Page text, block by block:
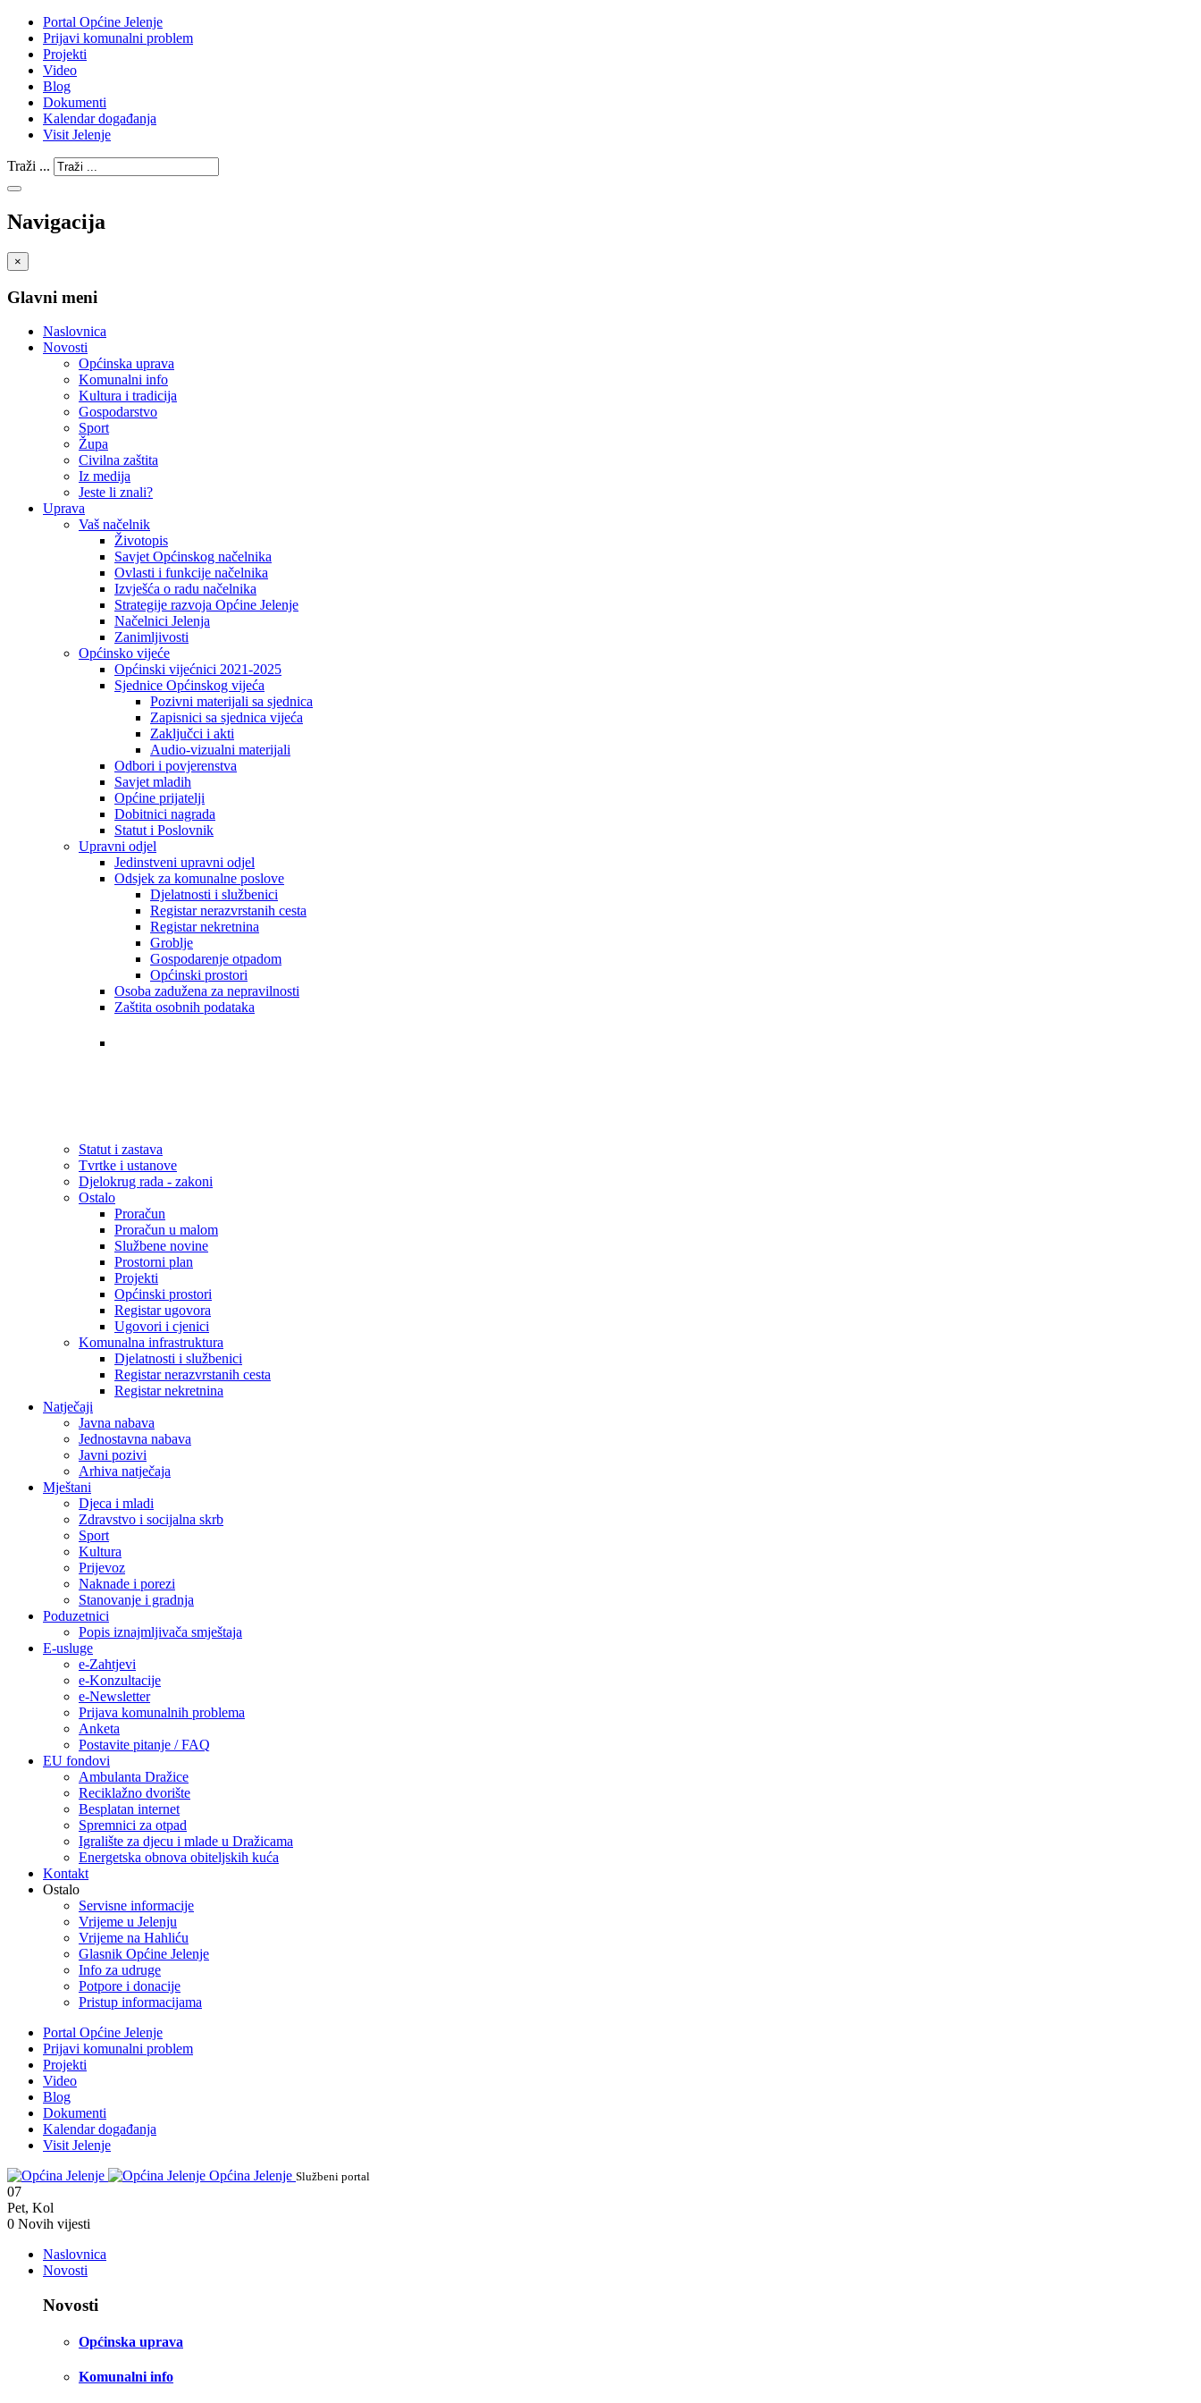
Portal Općine Jelenje
Prijavi komunalni problem
Projekti
Video
Blog
Dokumenti
Kalendar događanja
Visit Jelenje
Traži ...
Navigacija
×
Glavni meni
Naslovnica
Novosti
Općinska uprava
Komunalni info
Kultura i tradicija
Gospodarstvo
Sport
Župa
Civilna zaštita
Iz medija
Jeste li znali?
Uprava
Vaš načelnik
Životopis
Savjet Općinskog načelnika
Ovlasti i funkcije načelnika
Izvješća o radu načelnika
Strategije razvoja Općine Jelenje
Načelnici Jelenja
Zanimljivosti
Općinsko vijeće
Općinski vijećnici 2021-2025
Sjednice Općinskog vijeća
Pozivni materijali sa sjednica
Zapisnici sa sjednica vijeća
Zaključci i akti
Audio-vizualni materijali
Odbori i povjerenstva
Savjet mladih
Općine prijatelji
Dobitnici nagrada
Statut i Poslovnik
Upravni odjel
Jedinstveni upravni odjel
Odsjek za komunalne poslove
Djelatnosti i službenici
Registar nerazvrstanih cesta
Registar nekretnina
Groblje
Gospodarenje otpadom
Općinski prostori
Osoba zadužena za nepravilnosti
Zaštita osobnih podataka
Statut i zastava
Tvrtke i ustanove
Djelokrug rada - zakoni
Ostalo
Proračun
Proračun u malom
Službene novine
Prostorni plan
Projekti
Općinski prostori
Registar ugovora
Ugovori i cjenici
Komunalna infrastruktura
Djelatnosti i službenici
Registar nerazvrstanih cesta
Registar nekretnina
Natječaji
Javna nabava
Jednostavna nabava
Javni pozivi
Arhiva natječaja
Mještani
Djeca i mladi
Zdravstvo i socijalna skrb
Sport
Kultura
Prijevoz
Naknade i porezi
Stanovanje i gradnja
Poduzetnici
Popis iznajmljivača smještaja
E-usluge
e-Zahtjevi
e-Konzultacije
e-Newsletter
Prijava komunalnih problema
Anketa
Postavite pitanje / FAQ
EU fondovi
Ambulanta Dražice
Reciklažno dvorište
Besplatan internet
Spremnici za otpad
Igralište za djecu i mlade u Dražicama
Energetska obnova obiteljskih kuća
Kontakt
Ostalo
Servisne informacije
Vrijeme u Jelenju
Vrijeme na Hahliću
Glasnik Općine Jelenje
Info za udruge
Potpore i donacije
Pristup informacijama
Portal Općine Jelenje
Prijavi komunalni problem
Projekti
Video
Blog
Dokumenti
Kalendar događanja
Visit Jelenje
Općina Jelenje Službeni portal
07
Pet, Kol
0 Novih vijesti
Naslovnica
Novosti
Novosti
Općinska uprava
Komunalni info